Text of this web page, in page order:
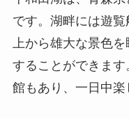
です。湖畔には遊
上から雄大な景色
することができま
館もあり、一日中楽